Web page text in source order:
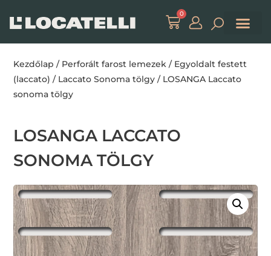
0
Kezdőlap / Perforált farost lemezek / Egyoldalt festett
(laccato) / Laccato Sonoma tölgy / LOSANGA Laccato
sonoma tölgy
LOSANGA LACCATO
SONOMA TÖLGY